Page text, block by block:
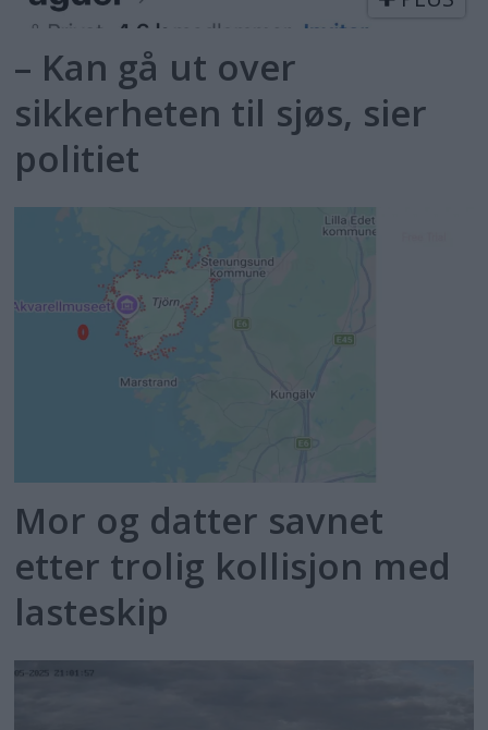
– Kan gå ut over
sikkerheten til sjøs, sier
politiet
Mor og datter savnet
etter trolig kollisjon med
lasteskip